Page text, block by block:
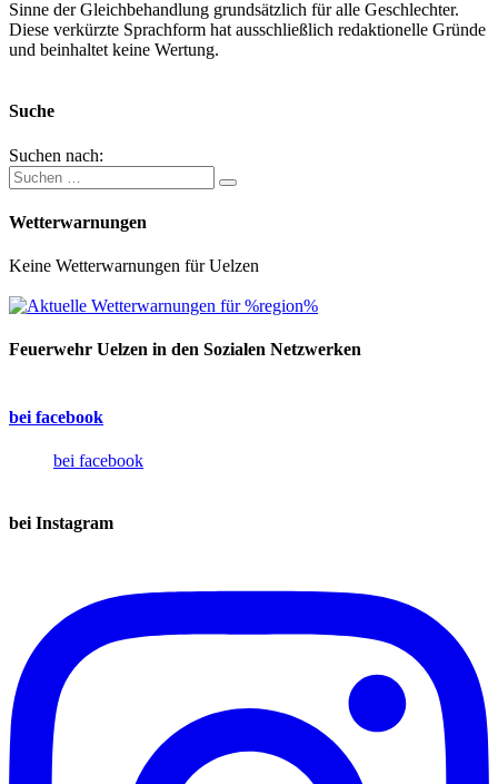
Sinne der Gleichbehandlung grundsätzlich für alle Geschlechter.
Diese verkürzte Sprachform hat ausschließlich redaktionelle Gründe
und beinhaltet keine Wertung.
Suche
Suchen nach:
Wetterwarnungen
Keine Wetterwarnungen für Uelzen
Feuerwehr Uelzen in den Sozialen Netzwerken
bei facebook
bei facebook
bei Instagram